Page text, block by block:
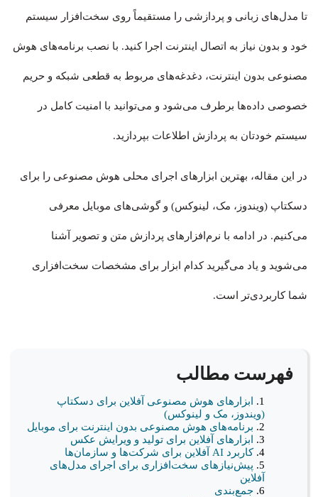
تا مدل‌های زبانی و پردازشی را مستقیماً روی سخت‌افزار سیستم
خود و بدون نیاز به اتصال اینترنت اجرا کنید. با نصب برنامه‌های هوش
مصنوعی بدون اینترنت، دغدغه‌های مربوط به قطعی شبکه و حریم
خصوصی داده‌ها برطرف می‌شود و می‌توانید با امنیت کامل در
سیستم خودتان به پردازش اطلاعات بپردازید.
در این مقاله، بهترین ابزارهای اجرای محلی هوش مصنوعی را برای
دسکتاپ (ویندوز، مک، لینوکس) و گوشی‌های موبایل معرفی
می‌کنیم. در ادامه با نرم‌افزارهای پردازش متن و تصویر آشنا
می‌شوید و یاد می‌گیرید کدام ابزار برای مشخصات سخت‌افزاری
شما کاربردی‌تر است.
فهرست مطالب
ابزارهای هوش مصنوعی آفلاین برای دسکتاپ
(ویندوز، مک و لینوکس)
برنامه‌های هوش مصنوعی بدون اینترنت برای موبایل
ابزارهای آفلاین برای تولید و ویرایش عکس
کاربرد AI آفلاین برای شرکت‌ها و سازمان‌ها
پیش‌نیازهای سخت‌افزاری برای اجرای مدل‌های
آفلاین
جمع‌بندی